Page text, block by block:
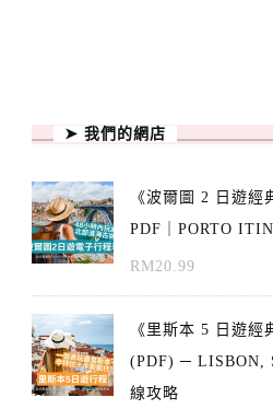
➤ 我們的網店
《波爾圖 2 日遊經
PDF｜PORTO
RM20.99
《里斯本 5 日遊經
(PDF) ─ LISBON,
線攻略